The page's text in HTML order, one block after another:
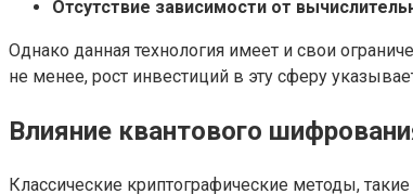
Отсутствие зависимости от
Однако данная технология имеет и свои
не менее, рост инвестиций в эту сферу
Влияние квантового
Классические криптографические методы,